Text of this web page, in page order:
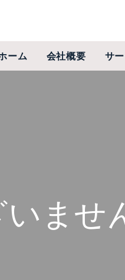
ーム 会社概要 サ
いませ